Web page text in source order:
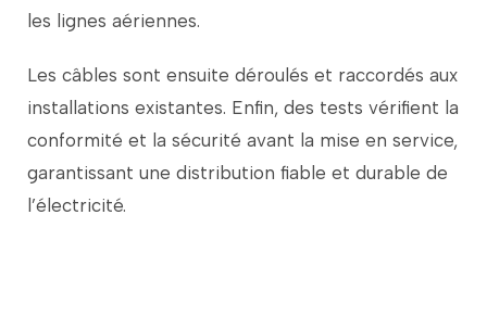
les lignes aériennes.
Les câbles sont ensuite déroulés et raccordés aux
installations existantes. Enfin, des tests vérifient la
conformité et la sécurité avant la mise en service,
garantissant une distribution fiable et durable de
l’électricité.